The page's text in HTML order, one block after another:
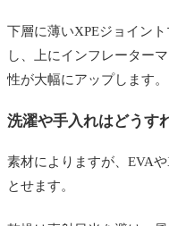
下層に薄いXPEジョイン
し、上にインフレーター
性が大幅にアップします。
洗濯や手入れはどうす
素材によりますが、EVA
とせます。